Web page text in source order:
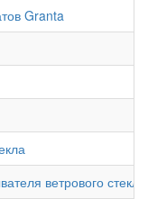
Granta
ветрового стекла